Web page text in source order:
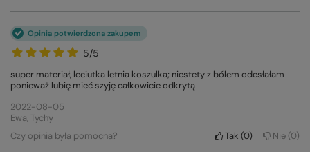
5/5
Opinia potwierdzona zakupem
super materiał, leciutka letnia koszulka; niestety z bólem odesłałam
ponieważ lubię mieć szyję całkowicie odkrytą
2022-08-05
Ewa, Tychy
Czy opinia była pomocna?
Tak 0 Nie 0